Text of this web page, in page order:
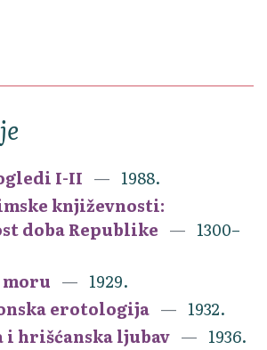
I-II
1988.
književnosti:
doba Republike
1300–
moru
1929.
erotologija
1932.
i hrišćanska ljubav
1936.